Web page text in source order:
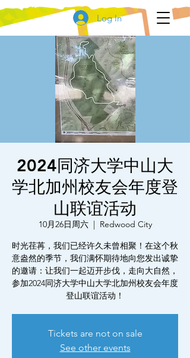
Log In
2024同济大学中山大
学北加州校友会年度登
山联谊活动
10月26日周六
  |
Redwood City
时光荏苒，我们已经许久未曾相聚！在这个秋
意盎然的季节，我们满怀期待地向您发出诚挚
的邀请：让我们一起迈开步伐，走向大自然，
参加2024同济大学中山大学北加州校友会年度
登山联谊活动！
Tickets are not on sale
See other events